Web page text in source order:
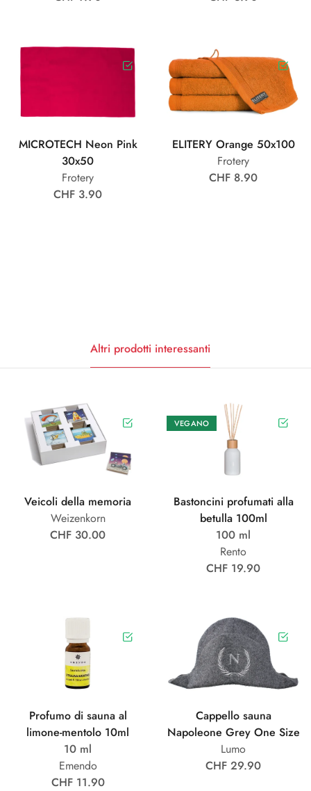
MICROTECH Neon Pink
30x50
Frotery
CHF 3.90
ELITERY Orange 50x100
Frotery
CHF 8.90
Altri prodotti interessanti
Veicoli della memoria
Weizenkorn
CHF 30.00
VEGANO
Bastoncini profumati alla
betulla 100ml
100 ml
Rento
CHF 19.90
Profumo di sauna al
limone-mentolo 10ml
10 ml
Emendo
CHF 11.90
Cappello sauna
Napoleone Grey One Size
Lumo
CHF 29.90